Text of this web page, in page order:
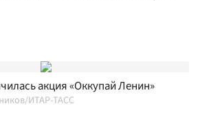
акция «Оккупай Ленин»
ИТАР-ТАСС